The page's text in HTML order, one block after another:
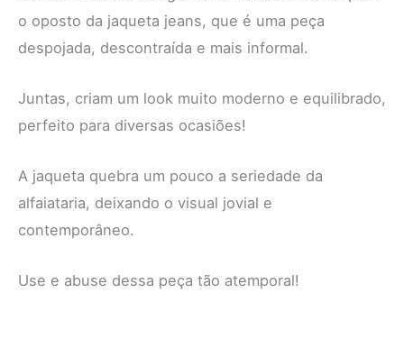
o oposto da jaqueta jeans, que é uma peça
despojada, descontraída e mais informal.
Juntas, criam um look muito moderno e equilibrado,
perfeito para diversas ocasiões!
A jaqueta quebra um pouco a seriedade da
alfaiataria, deixando o visual jovial e
contemporâneo.
Use e abuse dessa peça tão atemporal!